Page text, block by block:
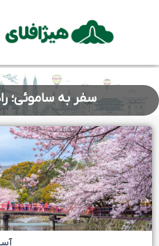
سفر به ساموئی؛